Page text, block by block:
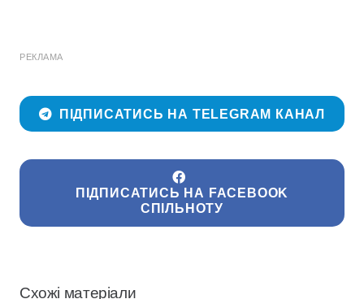
РЕКЛАМА
ПІДПИСАТИСЬ НА TELEGRAM КАНАЛ
ПІДПИСАТИСЬ НА FACEBOOK
СПІЛЬНОТУ
Схожі матеріали